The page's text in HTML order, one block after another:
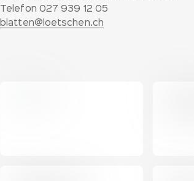
Partner
Telefon 027 939 12 05
blatten@loetschen.ch